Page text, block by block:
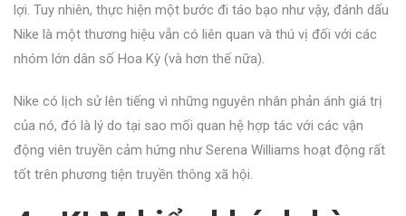
lợi. Tuy nhiên, thực hiện một bước đi táo bạo như vậy, đánh dấu
Nike là một thương hiệu vẫn có liên quan và thú vị đối với các
nhóm lớn dân số Hoa Kỳ (và hơn thế nữa).
Nike có lịch sử lên tiếng vì những nguyên nhân phản ánh giá trị
của nó, đó là lý do tại sao mối quan hệ hợp tác với các vận
động viên truyền cảm hứng như Serena Williams hoạt động rất
tốt trên phương tiện truyền thông xã hội.